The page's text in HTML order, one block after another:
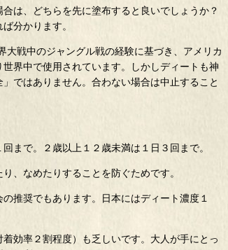
は、どちらを先に塗布すると良いでしょうか？
分かります。
戦中のジャングル戦の経験に基づき、アメリカ
界中で使用されています。しかしディートも神
ではありません。合わない場合は中止すること
まで。２歳以上１２歳未満は１日３回まで。
、なめたりすることを防ぐためです。
推奨でもあります。日本にはディート濃度１
効率２割程度）も乏しいです。大人が手にとっ